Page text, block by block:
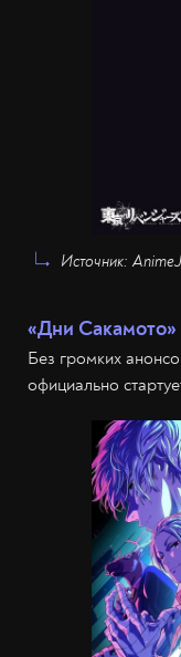
Источник:
«Дни Сакамото»
Без громких
официально